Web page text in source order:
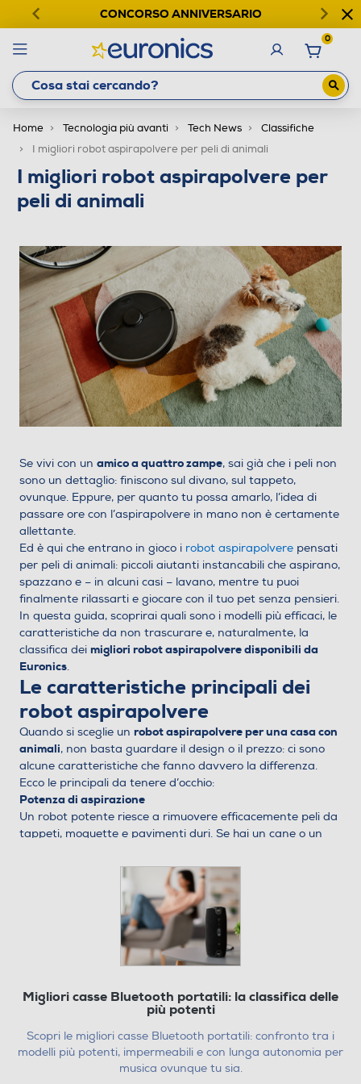
CONCORSO ANNIVERSARIO
0
Home Tecnologia più avanti Tech News
Classifiche
I migliori robot aspirapolvere per peli di animali
I migliori robot aspirapolvere per
peli di animali
Se vivi con unamico a quattro zampe, sai già che i peli non
sono un dettaglio: finiscono sul divano, sul tappeto,
ovunque. Eppure, per quanto tu possa amarlo, l’idea di
passare ore con l’aspirapolvere in mano non è certamente
allettante.
Ed è qui che entrano in gioco i robot aspirapolvere pensati
per peli di animali: piccoli aiutanti instancabili che aspirano,
spazzano e – in alcuni casi – lavano, mentre tu puoi
finalmente rilassarti e giocare con il tuo pet senza pensieri.
In questa guida, scoprirai quali sono i modelli più efficaci, le
caratteristiche da non trascurare e, naturalmente, la
classifica deimigliori robot aspirapolvere disponibili da
Euronics.
Le caratteristiche principali dei
robot aspirapolvere
Quando si sceglie unrobot aspirapolvere per una casa con
animali, non basta guardare il design o il prezzo: ci sono
alcune caratteristiche che fanno davvero la differenza.
Ecco le principali da tenere d’occhio:
Potenza di aspirazione
Un robot potente riesce a rimuovere efficacemente peli da
tappeti, moquette e pavimenti duri. Se hai un cane o un
robot non lasci nulla indietro, nemmeno nei punti più
Spazzole multi-superficie
Le spazzole in gomma o multi-superficie sono ideali per i
peli di animali, perché si intrecciano meno e non si
intasano come le tradizionali spazzole in setola. Molti
modelli ne combinano una principale e una laterale
Filtri HEPA
I peli non sono l’unico problema: polvere, allergeni e pollini
possono rendere l’aria in casa più pesante, soprattutto
per chi soffre di allergie. I filtri HEPA catturano fino al 99%
di particelle sottili, garantendo un ambiente più pulito e
Migliori casse Bluetooth portatili: la classifica delle
più potenti
Scopri le migliori casse Bluetooth portatili: confronto tra i
modelli più potenti, impermeabili e con lunga autonomia per
musica ovunque tu sia.